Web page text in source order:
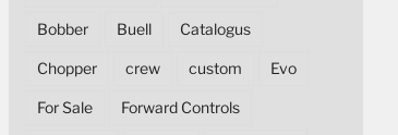
Bobber Buell Catalogus
Chopper crew custom Evo
For Sale Forward Controls